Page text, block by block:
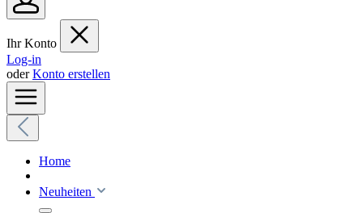
Ihr Konto
Log-in
oderKonto erstellen
Home
Neuheiten